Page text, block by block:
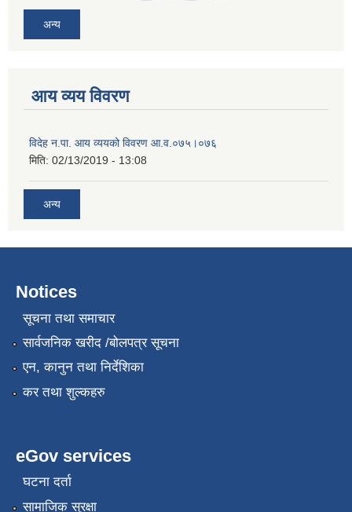
अन्य
आय व्यय विवरण
विदेह न.पा. आय व्ययको विवरण आ.व.०७५।०७६
मिति: 02/13/2019 - 13:08
अन्य
Notices
सूचना तथा समाचार
सार्वजनिक खरीद /बोलपत्र सूचना
एन, कानुन तथा निर्देशिका
कर तथा शुल्कहरु
eGov services
घटना दर्ता
सामाजिक सुरक्षा